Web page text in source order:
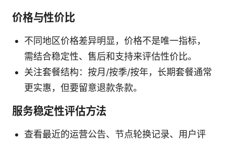
价格与性价比
不同地区价格差异明显，价格不是唯一指标，
需结合稳定性、售后和支持来评估性价比。
关注套餐结构：按月/按季/按年，长期套餐通常
更实惠，但要留意退款条款。
服务稳定性评估方法
查看最近的运营公告、节点轮换记录、用户评